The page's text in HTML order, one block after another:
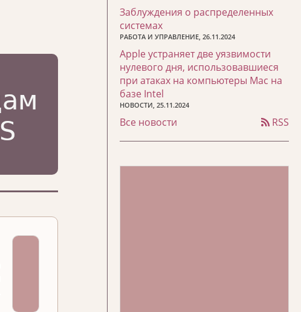
Заблуждения о распределенных
системах
РАБОТА И УПРАВЛЕНИЕ, 26.11.2024
Apple устраняет две уязвимости
нулевого дня, использовавшиеся
при атаках на компьютеры Mac на
базе Intel
НОВОСТИ, 25.11.2024
Все новости RSS